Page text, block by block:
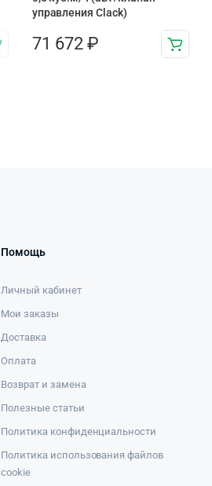
управления Clack)
71 672 ₽
Помощь
Личный кабинет
Мои заказы
Доставка
Оплата
Возврат и замена
Полезные статьи
Политика конфиденциальности
Политика использования файлов
cookie